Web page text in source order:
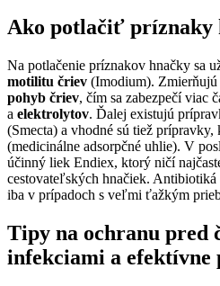
Ako potlačiť príznaky
Na potlačenie príznakov hnačky sa
motilitu čriev (Imodium). Zmierňujú
pohyb čriev, čím sa zabezpečí viac
a elektrolytov. Ďalej existujú
(Smecta) a vhodné sú tiež
(medicinálne adsorpčné uhlie). V
účinný liek Endiex, ktorý ničí
cestovateľských hnačiek.
iba v prípadoch s veľmi ťažkým
Tipy na ochranu pred
infekciami a efektívne